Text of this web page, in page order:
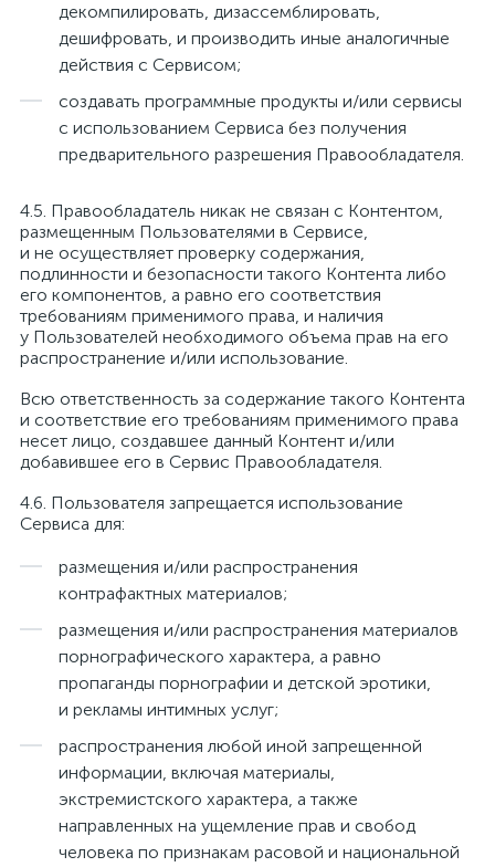
декомпилировать, дизассемблировать,
дешифровать, и производить иные аналогичные
действия с Сервисом;
создавать программные продукты и/или сервисы
с использованием Сервиса без получения
предварительного разрешения Правообладателя.
Правообладатель никак не связан с Контентом,
размещенным Пользователями в Сервисе,
и не осуществляет проверку содержания,
подлинности и безопасности такого Контента либо
его компонентов, а равно его соответствия
требованиям применимого права, и наличия
у Пользователей необходимого объема прав на его
распространение и/или использование.
Всю ответственность за содержание такого Контента
и соответствие его требованиям применимого права
несет лицо, создавшее данный Контент и/или
добавившее его в Сервис Правообладателя.
Пользователя запрещается использование
Сервиса для:
размещения и/или распространения
контрафактных материалов;
размещения и/или распространения материалов
порнографического характера, а равно
пропаганды порнографии и детской эротики,
и рекламы интимных услуг;
распространения любой иной запрещенной
информации, включая материалы,
экстремистского характера, а также
направленных на ущемление прав и свобод
человека по признакам расовой и национальной